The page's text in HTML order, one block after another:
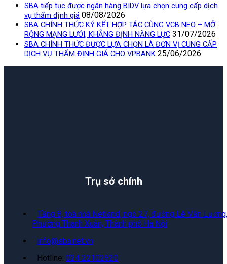
SBA tiếp tục được ngân hàng BIDV lựa chọn cung cấp dịch
vụ thẩm định giá 08/08/2026
SBA CHÍNH THỨC KÝ KẾT HỢP TÁC CÙNG VCB NEO – MỞ
RỘNG MẠNG LƯỚI, KHẲNG ĐỊNH NĂNG LỰC 31/07/2026
SBA CHÍNH THỨC ĐƯỢC LỰA CHỌN LÀ ĐƠN VỊ CUNG CẤP
DỊCH VỤ THẨM ĐỊNH GIÁ CHO VPBANK 25/06/2026
Trụ sở chính
Tầng 8, toà nhà Netland, ngõ 27, đường Lê Văn Lương,
Phường Thanh Xuân, Thành phố Hà Nội
info@sba.net.vn
Hotline: 024 22102620